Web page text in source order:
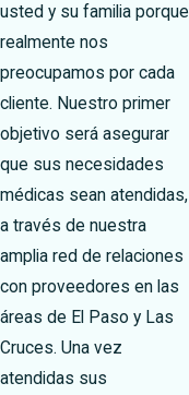
usted y su familia porque
realmente nos
preocupamos por cada
cliente. Nuestro primer
objetivo será asegurar
que sus necesidades
médicas sean atendidas,
a través de nuestra
amplia red de relaciones
con proveedores en las
áreas de El Paso y Las
Cruces. Una vez
atendidas sus